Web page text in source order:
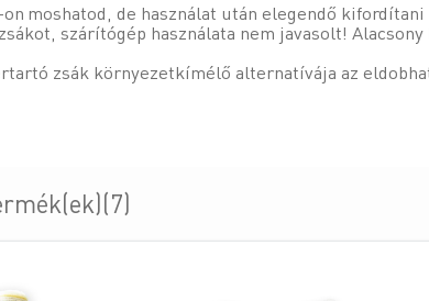
moshatod, de használat után elegendő
szárítógép használata nem javasolt!
zsák környezetkímélő alternatívája az